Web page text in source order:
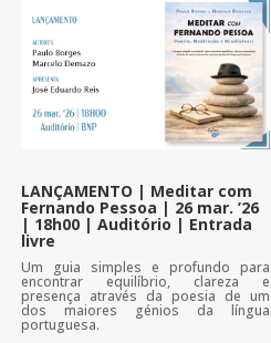
LANÇAMENTO | Meditar com
Fernando Pessoa | 26 mar. ’26
| 18h00 | Auditório | Entrada
livre
Um guia simples e profundo para
encontrar equilíbrio, clareza e
presença através da poesia de um
dos maiores génios da língua
portuguesa.